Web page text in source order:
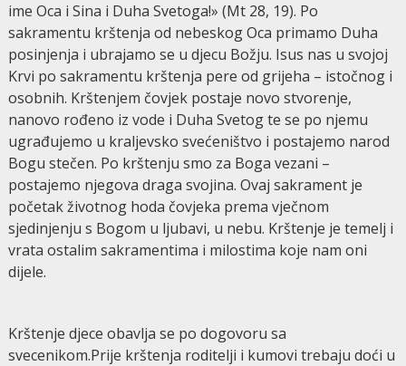
ime Oca i Sina i Duha Svetoga!» (Mt 28, 19). Po
sakramentu krštenja od nebeskog Oca primamo Duha
posinjenja i ubrajamo se u djecu Božju. Isus nas u svojoj
Krvi po sakramentu krštenja pere od grijeha – istočnog i
osobnih. Krštenjem čovjek postaje novo stvorenje,
nanovo rođeno iz vode i Duha Svetog te se po njemu
ugrađujemo u kraljevsko svećeništvo i postajemo narod
Bogu stečen. Po krštenju smo za Boga vezani –
postajemo njegova draga svojina. Ovaj sakrament je
početak životnog hoda čovjeka prema vječnom
sjedinjenju s Bogom u ljubavi, u nebu. Krštenje je temelj i
vrata ostalim sakramentima i milostima koje nam oni
dijele.
Krštenje djece obavlja se po dogovoru sa
svecenikom.Prije krštenja roditelji i kumovi trebaju doći u